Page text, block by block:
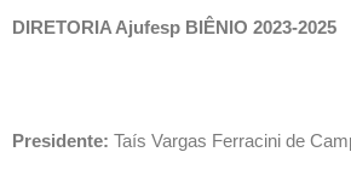
DIRETORIA Ajufesp BIÊNIO 2023-2025
Presidente: Taís Vargas Ferracini de